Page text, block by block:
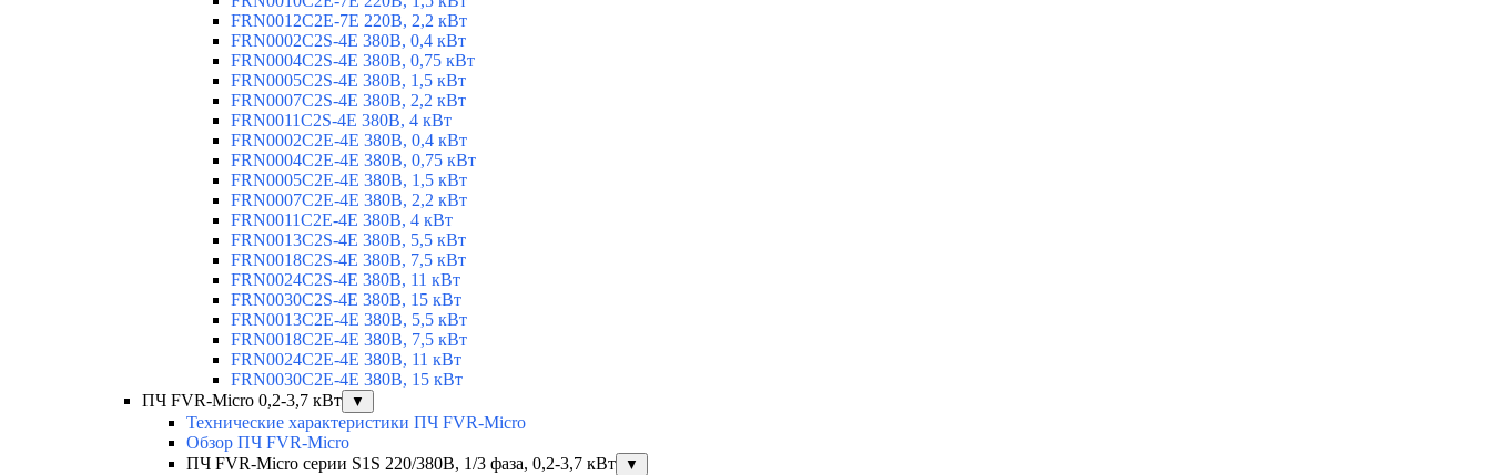
FRN0012C2E-7E 220В, 2,2 кВт
FRN0002C2S-4E 380В, 0,4 кВт
FRN0004C2S-4E 380В, 0,75 кВт
FRN0005C2S-4E 380В, 1,5 кВт
FRN0007C2S-4E 380В, 2,2 кВт
FRN0011C2S-4E 380В, 4 кВт
FRN0002C2E-4E 380В, 0,4 кВт
FRN0004C2E-4E 380В, 0,75 кВт
FRN0005C2E-4E 380В, 1,5 кВт
FRN0007C2E-4E 380В, 2,2 кВт
FRN0011C2E-4E 380В, 4 кВт
FRN0013C2S-4E 380В, 5,5 кВт
FRN0018C2S-4E 380В, 7,5 кВт
FRN0024C2S-4E 380В, 11 кВт
FRN0030C2S-4E 380В, 15 кВт
FRN0013C2E-4E 380В, 5,5 кВт
FRN0018C2E-4E 380В, 7,5 кВт
FRN0024C2E-4E 380В, 11 кВт
FRN0030C2E-4E 380В, 15 кВт
ПЧ FVR-Micro 0,2-3,7 кВт
▼
Технические характеристики ПЧ FVR-Micro
Обзор ПЧ FVR-Micro
ПЧ FVR-Micro серии S1S 220/380В, 1/3 фаза, 0,2-3,7 кВт
▼